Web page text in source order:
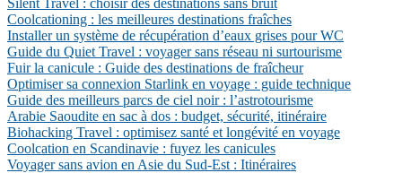
Silent Travel : choisir des destinations sans bruit
Coolcationing : les meilleures destinations fraîches
Installer un système de récupération d’eaux grises pour WC
Guide du Quiet Travel : voyager sans réseau ni surtourisme
Fuir la canicule : Guide des destinations de fraîcheur
Optimiser sa connexion Starlink en voyage : guide technique
Guide des meilleurs parcs de ciel noir : l’astrotourisme
Arabie Saoudite en sac à dos : budget, sécurité, itinéraire
Biohacking Travel : optimisez santé et longévité en voyage
Coolcation en Scandinavie : fuyez les canicules
Voyager sans avion en Asie du Sud-Est : Itinéraires